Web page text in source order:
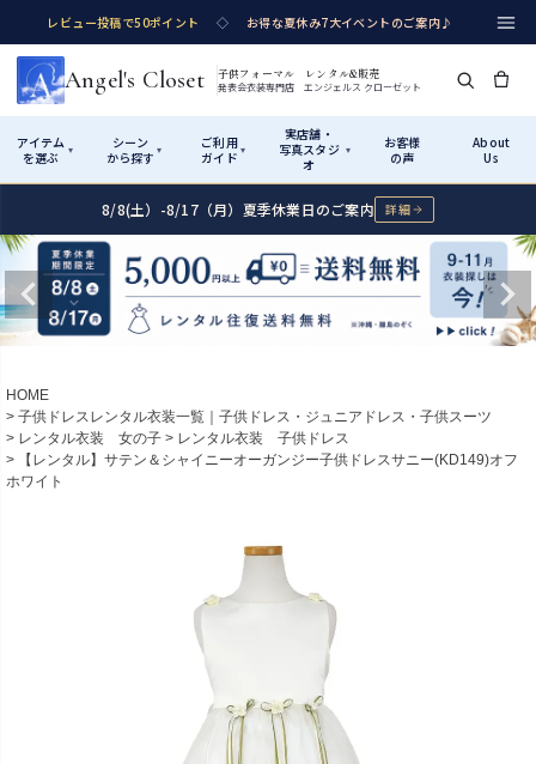
レビュー投稿で50ポイント ◇ お得な夏休み7大イベントのご案内♪
Angel's Closet 子供フォーマル レンタル&販売
発表会衣装専門店 エンジェルス クローゼット
アイテム
を選ぶ
▾
シーン
から探す ▾
ご利用
ガイド ▾
実店舗・
写真スタジ
オ
▾
お客様
の声
About
Us
Shop by Category アイテムから探す
カテゴリ詳細→ サイズで選ぶ →
Rentalレンタル
レディース
Shop by Occasion シーンから探す
性別・サイズで絞り込む→
発表会・コンクール 結婚式
フラワーガール・リングボーイ・ゲ
How It Works ご利用ガイド
Startはじめに
01
02 サイズの選び方
測り方と目安
Visit Us 実店舗・写真スタジオ
実店舗 つくば店
茨城県土浦市大町14-16-1F
8/8(土）-8/17（月）夏季休業日のご案内 詳細
HOME
子供ドレスレンタル衣装一覧｜子供ドレス・ジュニアドレス・子供スーツ
レンタル衣装 女の子
レンタル衣装 子供ドレス
【レンタル】サテン＆シャイニーオーガンジー子供ドレスサニー(KD149)オフ
ホワイト